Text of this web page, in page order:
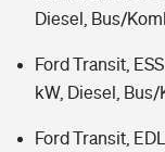
Diesel, Bus/
Ford Transit,
kW, Diesel, Bus/
Ford Transit,